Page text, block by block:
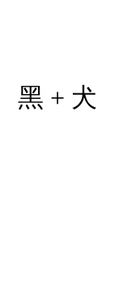
黑 + 犬